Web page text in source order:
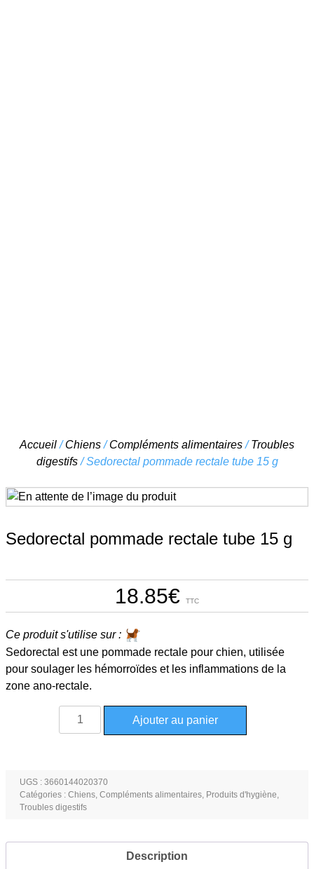
Accueil/Chiens/Compléments alimentaires/Troubles
digestifs/ Sedorectal pommade rectale tube 15 g
Sedorectal pommade rectale tube 15 g
18.85€ TTC
Ce produit s'utilise sur :
Sedorectal est une pommade rectale pour chien, utilisée
pour soulager les hémorroïdes et les inflammations de la
zone ano-rectale.
quantité
de
rectale
tube
15
Ajouter au panier
UGS : 3660144020370
Catégories : Chiens, Compléments alimentaires, Produits d'hygiène,
Troubles digestifs
Description